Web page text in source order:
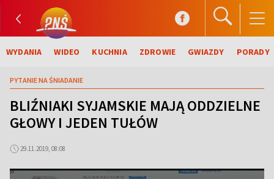
WYDANIA WIDEO KUCHNIA ZDROWIE GWIAZDY PORADY
PYTANIE NA ŚNIADANIE
BLIŹNIAKI SYJAMSKIE MAJĄ ODDZIELNE
GŁOWY I JEDEN TUŁÓW
29.11.2019, 08:08